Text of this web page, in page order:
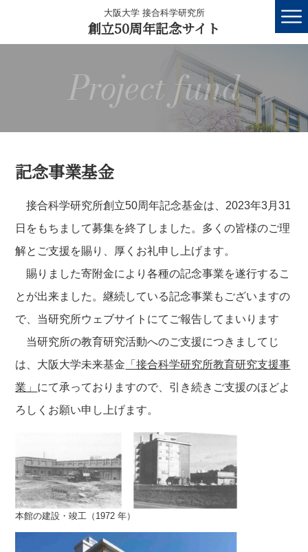
大阪大学 接合科学研究所
創立50周年記念サイト
Project fund
記念事業基金
接合科学研究所創立50周年記念基金は、2023年3月31
日をもちまして募集を終了しました。多くの皆様のご理
解とご支援を賜り、厚くお礼申し上げます。
賜りました寄附金により各種の記念事業を遂行するこ
とが出来ました。継続している記念事業もございますの
で、当研究所ウェブサイトにてご報告してまいります
当研究所の教育研究活動へのご支援につきましてじ
は、大阪大学未来基金 「接合科学研究所教育研究支援事
業」 にて承っておりますので、引き続きご支援のほどよ
ろしくお願い申し上げます。
本館の建設・竣工（1972 年）